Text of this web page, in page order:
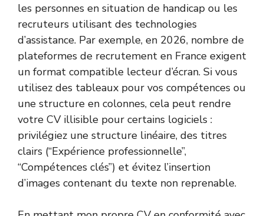
les personnes en situation de handicap ou les
recruteurs utilisant des technologies
d’assistance. Par exemple, en 2026, nombre de
plateformes de recrutement en France exigent
un format compatible lecteur d’écran. Si vous
utilisez des tableaux pour vos compétences ou
une structure en colonnes, cela peut rendre
votre CV illisible pour certains logiciels :
privilégiez une structure linéaire, des titres
clairs (“Expérience professionnelle”,
“Compétences clés”) et évitez l’insertion
d’images contenant du texte non reprenable.